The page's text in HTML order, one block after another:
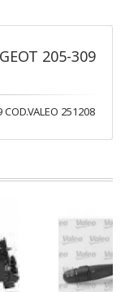
205-309
251208